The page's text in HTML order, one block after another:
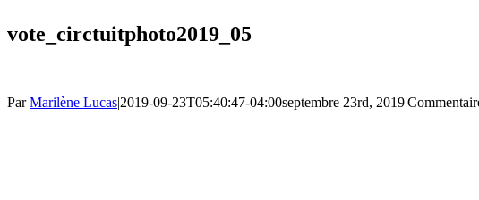
vote_circtuitphoto2019_05
ParMarilène Lucas|2019-09-23T05:40:47-04:00septembre 23rd, 2019|